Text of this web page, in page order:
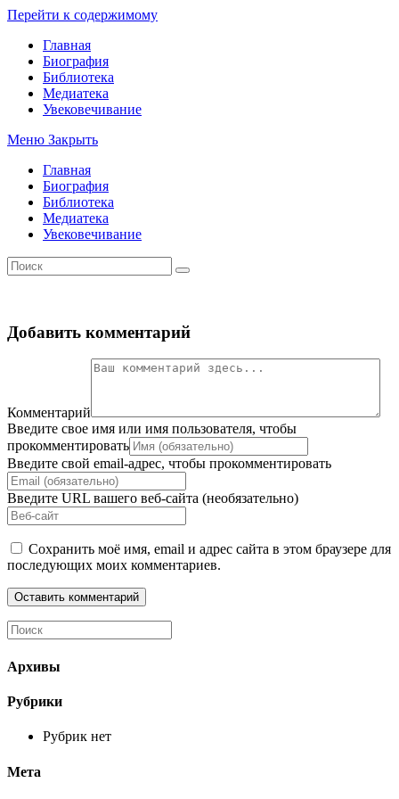
Перейти к содержимому
Главная
Биография
Библиотека
Медиатека
Увековечивание
Меню Закрыть
Главная
Биография
Библиотека
Медиатека
Увековечивание
Добавить комментарий
Комментарий
Введите свое имя или имя пользователя, чтобы
прокомментировать
Введите свой email-адрес, чтобы прокомментировать
Введите URL вашего веб-сайта (необязательно)
Сохранить моё имя, email и адрес сайта в этом браузере для
последующих моих комментариев.
Архивы
Рубрики
Рубрик нет
Мета